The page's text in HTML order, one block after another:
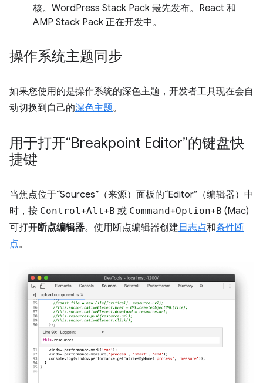
核。WordPress Stack Pack 最先发布。React 和
AMP Stack Pack 正在开发中。
操作系统主题同步
如果您使用的是操作系统的深色主题，开发者工具现在会自
动切换到自己的深色主题。
用于打开“Breakpoint Editor”的键盘快
捷键
当焦点位于“Sources”（来源）面板的“Editor”（编辑器）中
时，按 Control +Alt+B 或 Command+Option+B (Mac)
可打开断点编辑器。使用断点编辑器创建日志点和条件断
点。